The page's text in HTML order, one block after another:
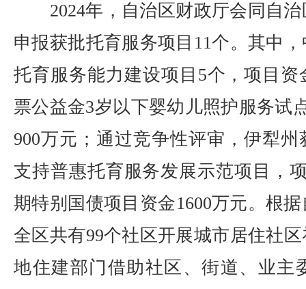
2024年，自治区财政厅会同自治
申报获批托育服务项目11个。其中
托育服务能力建设项目5个，项目资
票公益金3岁以下婴幼儿照护服务试
900万元；通过竞争性评审，伊犁州
支持普惠托育服务发展示范项目，
期特别国债项目资金1600万元。根
全区共有99个社区开展城市居住社
地住建部门借助社区、街道、业主